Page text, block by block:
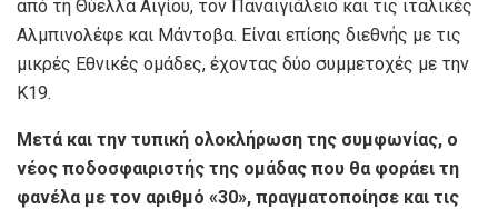
από τη Θύελλα Αιγίου, τον Παναιγιάλειο και τις ιταλικές
Αλμπινολέφε και Μάντοβα. Είναι επίσης διεθνής με τις
μικρές Εθνικές ομάδες, έχοντας δύο συμμετοχές με την
Κ19.
Μετά και την τυπική ολοκλήρωση της συμφωνίας, ο
νέος ποδοσφαιριστής της ομάδας που θα φοράει τη
φανέλα με τον αριθμό «30», πραγματοποίησε και τις